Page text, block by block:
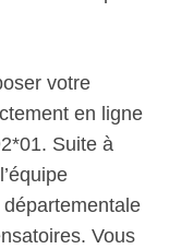
votre
en ligne
Suite à
Vous